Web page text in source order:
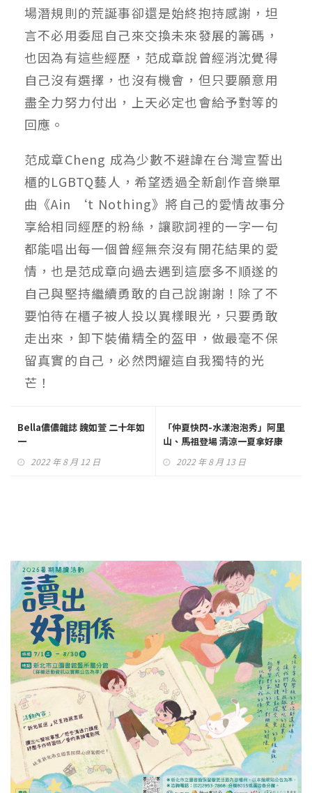
場潛規則的荒誕事卻還是始終抱持感謝，坦
言不必用委屈自己來交換未來發展的籌碼，
也因為有這些經歷，范成章說曾經消沈覺得
自己沒有選擇，也沒有機會，但只要願意用
盡全力努力付出，上天必定也會給予對等的
回應。
范成章Cheng 成為少數不避諱在台灣宣誓出
櫃的LGBTQ藝人，希望透過全新創作音樂單
曲《Ain ‘t Nothing》將自己的愛情故事分
享給相同經歷的粉絲，讓歌詞裡的一字一句
都能唱出每一個曾經無奈沒有開花結果的愛
情，也是范成章向過去遇到這麼多不順遂的
自己與堅持繼續勇敢的自己說謝謝！除了不
要怕待在櫃子被人投以異樣眼光，只要勇敢
走出來，卸下裝備精全的盔甲，做最毫不保
留真實的自己，必然閃耀這自我獨特的光
芒！
Bella儂儂雜誌 魏如萱 二十年如
一
2022 年 8 月 12 日
「仲夏快閃-水漾泡泡秀」阿里
山、馬祖登場 清涼一夏拿好康
2022 年 8 月 13 日